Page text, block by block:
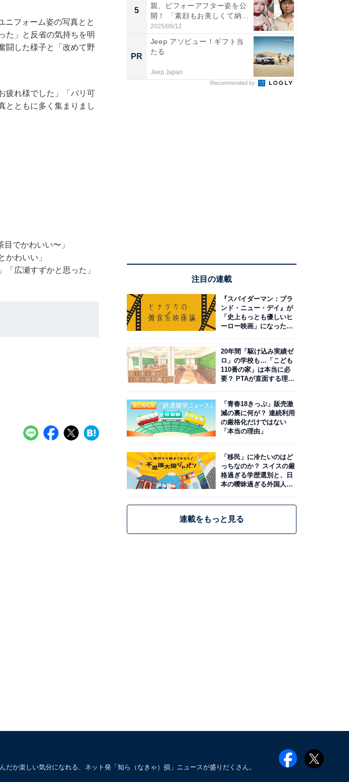
ニフォーム姿の写真とと
た」と反省の気持ちを明
闘した様子と「改めて野
疲れ様でした」「バリ可
とともに多く集まりまし
でかわいい〜」
わいい」
広瀬すずかと思った」
5
親、ビフォーアフター姿を公
開！ 「素顔もお美しくて納...
2025/06/12
PR
Jeep アソビュー！ギフト当
たる
Jeep Japan
Recommended by
注目の連載
『スパイダーマン：ブラ
ンド・ニュー・デイ』が
「史上もっとも優しいヒ
ーロー映画」になった理
20年間「駆け込み実績ゼ
ロ」の学校も…「こども
110番の家」は本当に必
要？ PTAが直面する理想
「青春18きっぷ」販売激
減の裏に何が？ 連続利用
の厳格化だけではない
「本当の理由」
「移民」に冷たいのはど
っちなのか？ スイスの厳
格過ぎる学歴選別と、日
本の曖昧過ぎる外国人政
連載をもっと見る
か楽しい気分になれる、ネット発「知ら（なきゃ）損」ニュースが盛りだくさん。